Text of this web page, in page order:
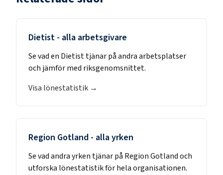
Dietist - alla arbetsgivare
Se vad en Dietisttjänar på andra arbetsplatser
och jämför med riksgenomsnittet.
Visa lönestatistik →
Region Gotland - alla yrken
Se vad andra yrken tjänar på Region Gotlandoch
utforska lönestatistik för hela organisationen.